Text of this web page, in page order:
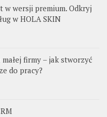
w wersji premium. Odkryj
w HOLA SKIN
firmy – jak stworzyć
do pracy?